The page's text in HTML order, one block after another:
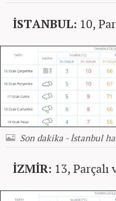
İSTANBUL: 10,
Son dakika - İstanbul
İZMİR: 13,